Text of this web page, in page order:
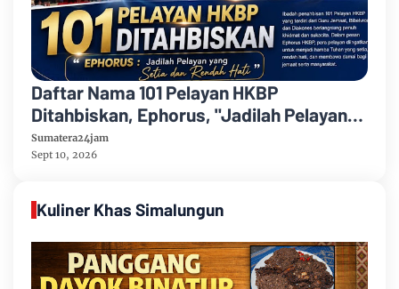
Daftar Nama 101 Pelayan HKBP
Ditahbiskan, Ephorus, "Jadilah Pelayan
yang Setia dan Rendah Hati"
Sumatera24jam
Sept 10, 2026
Kuliner Khas Simalungun